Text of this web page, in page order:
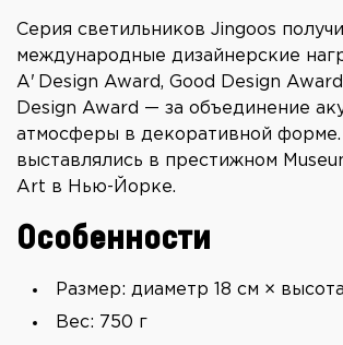
Серия светильников Jingoos
международные дизайнерские
A' Design Award, Good Design
Design Award — за объединение
атмосферы в декоративной форме.
выставлялись в престижном
Art в Нью-Йорке.
Особенности
Размер: диаметр 18 см ×
Вес: 750 г